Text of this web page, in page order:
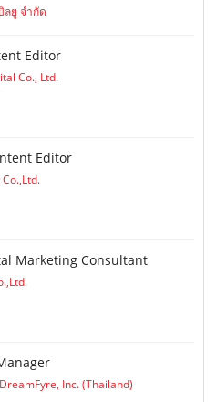
ลยู จำกัด
Editor
Co., Ltd.
Editor
Marketing Consultant
Inc. (Thailand)